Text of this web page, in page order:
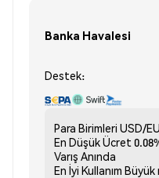
Banka Havalesi
Destek:
Para Birimleri USD/
En Düşük Ücret
Varış Anında
En İyi Kullanım Büyük